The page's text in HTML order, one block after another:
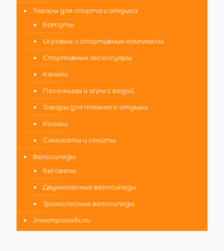
Товары для спорта и отдыха
Батуты
Игровые и спортивные комплексы
Спортивные аксессуары
Качели
Песочницы и игры с водой
Товары для пляжного отдыха
Ролики
Самокаты и скейты
Велосипеды
Беговелы
Двухколесные велосипеды
Трехколесные велосипеды
Электромобили